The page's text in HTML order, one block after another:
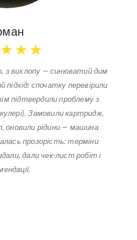
★ ★ ★
з вихлопу — синюватий дим
підхід: спочатку перевірили
підтвердили проблему з
Замовили картридж,
оновили рідини — машина
прозорість: терміни
дали чек-лист робіт і